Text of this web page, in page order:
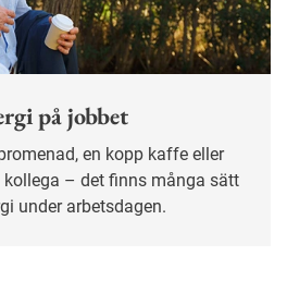
på jobbet
kollega – det finns många sätt
under arbetsdagen.